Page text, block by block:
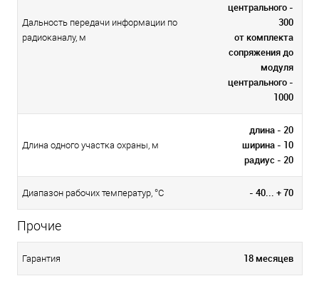
Дальность передачи информации по
радиоканалу, м
центрального -
300
от комплекта
сопряжения до
модуля
центрального -
1000
Длина одного участка охраны, м
длина - 20
ширина - 10
радиус - 20
Диапазон рабочих температур, °С - 40... + 70
Прочие
Гарантия 18 месяцев